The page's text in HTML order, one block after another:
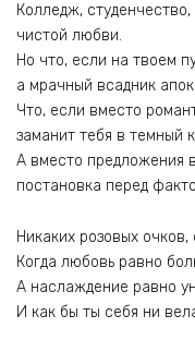
Колледж,
чистой любви.
Но что, если на твоем
а мрачный всадник
Что, если вместо
заманит тебя в темный
А вместо предложения
постановка перед
Никаких розовых
Когда любовь равно
А наслаждение равно
И как бы ты себя ни